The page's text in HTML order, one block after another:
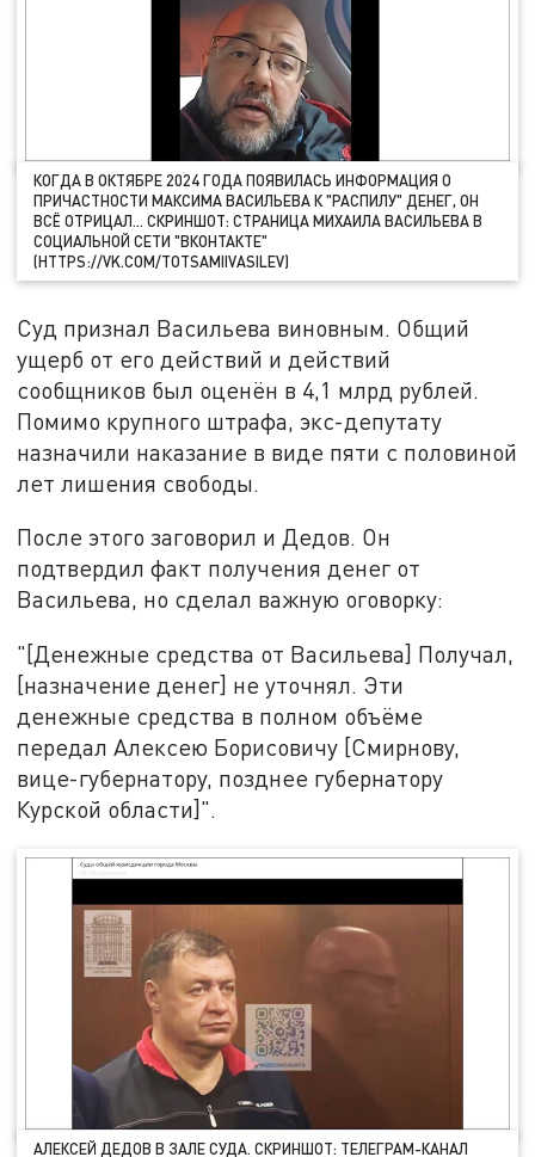
КОГДА В ОКТЯБРЕ 2024 ГОДА ПОЯВИЛАСЬ ИНФОРМАЦИЯ О
ПРИЧАСТНОСТИ МАКСИМА ВАСИЛЬЕВА К "РАСПИЛУ" ДЕНЕГ, ОН
ВСЁ ОТРИЦАЛ… СКРИНШОТ: СТРАНИЦА МИХАИЛА ВАСИЛЬЕВА В
СОЦИАЛЬНОЙ СЕТИ "ВКОНТАКТЕ"
(HTTPS://VK.COM/TOTSAMIIVASILEV)
Суд признал Васильева виновным. Общий
ущерб от его действий и действий
сообщников был оценён в 4,1 млрд рублей.
Помимо крупного штрафа, экс-депутату
назначили наказание в виде пяти с половиной
лет лишения свободы.
После этого заговорил и Дедов. Он
подтвердил факт получения денег от
Васильева, но сделал важную оговорку:
"[Денежные средства от Васильева] Получал,
[назначение денег] не уточнял. Эти
денежные средства в полном объёме
передал Алексею Борисовичу [Смирнову,
вице-губернатору, позднее губернатору
Курской области]".
АЛЕКСЕЙ ДЕДОВ В ЗАЛЕ СУДА. СКРИНШОТ: ТЕЛЕГРАМ-КАНАЛ